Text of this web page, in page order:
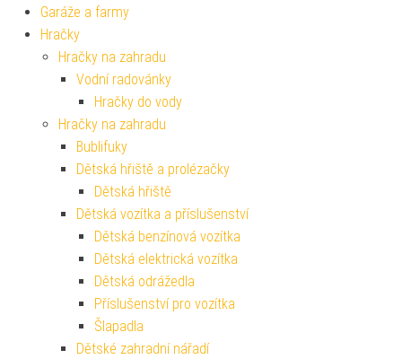
Garáže a farmy
Hračky
Hračky na zahradu
Vodní radovánky
Hračky do vody
Hračky na zahradu
Bublifuky
Dětská hřiště a prolézačky
Dětská hřiště
Dětská vozítka a příslušenství
Dětská benzínová vozítka
Dětská elektrická vozítka
Dětská odrážedla
Příslušenství pro vozítka
Šlapadla
Dětské zahradní nářadí